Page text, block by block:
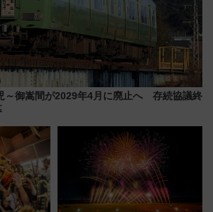
～御嵩間が2029年4月に廃止へ 存続協議終